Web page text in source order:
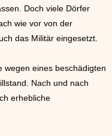
Doch viele Dörfer
wie vor von der
das Militär eingesetzt.
wegen eines beschädigten
Nach und nach
erhebliche